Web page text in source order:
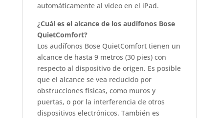
automáticamente al video en el iPad.
¿Cuál es el alcance de los audífonos Bose
QuietComfort?
Los audífonos Bose QuietComfort tienen un
alcance de hasta 9 metros (30 pies) con
respecto al dispositivo de origen. Es posible
que el alcance se vea reducido por
obstrucciones físicas, como muros y
puertas, o por la interferencia de otros
dispositivos electrónicos. También es